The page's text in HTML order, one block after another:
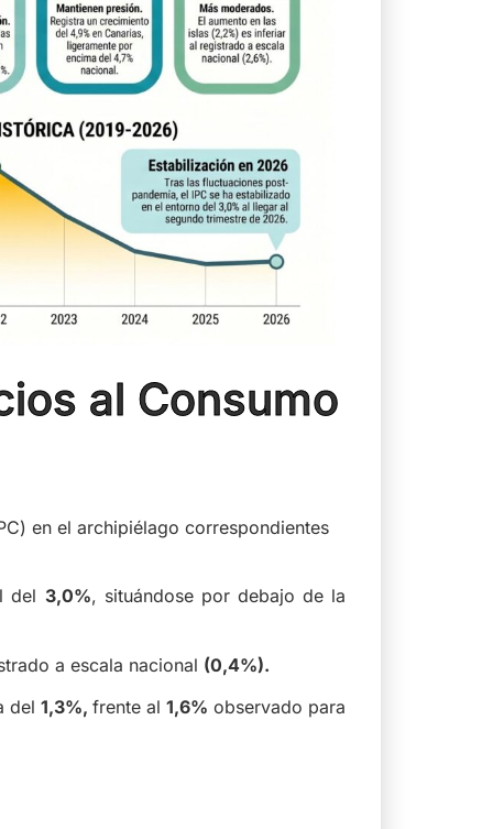
al Consumo
en el archipiélago correspondientes
del 3,0%, situándose por debajo de la
a escala nacional (0,4%).
del 1,3%, frente al 1,6% observado para